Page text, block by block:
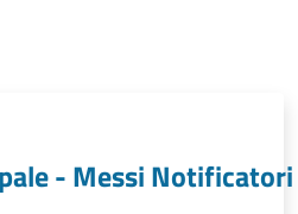
- Messi Notificatori